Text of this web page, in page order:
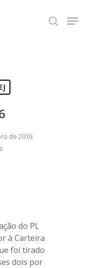
de 2016
do PL
à Carteira
foi tirado
dois por